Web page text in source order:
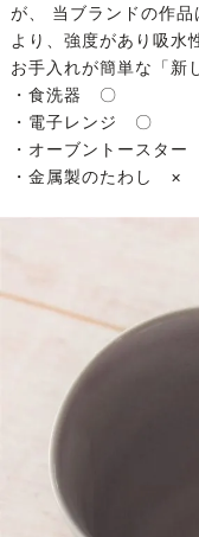
が、 当ブランドの作
より、強度があり吸水
お手入れが簡単な「新
・食洗器 〇
・電子レンジ 〇
・オーブントースタ
・金属製のたわし ×